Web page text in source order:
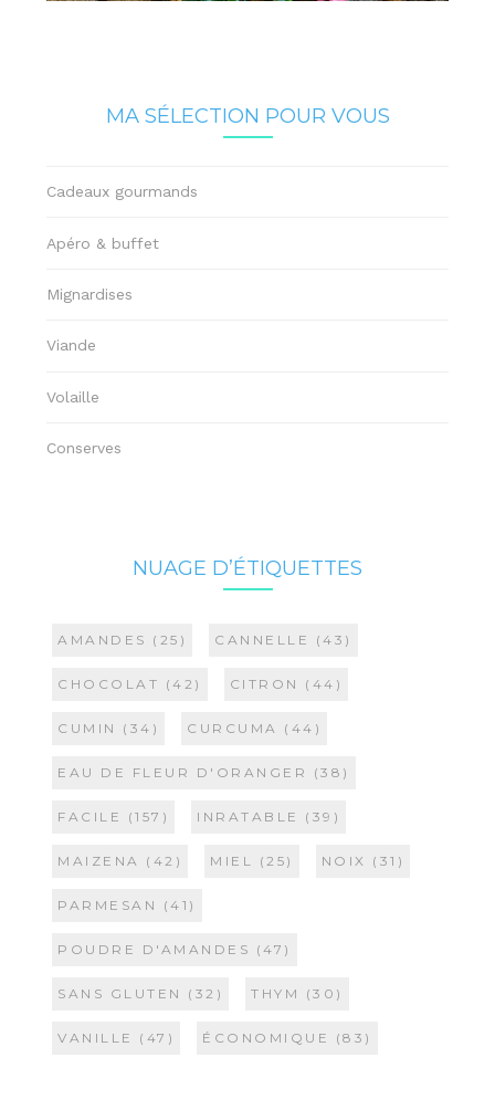
MA SÉLECTION POUR VOUS
Cadeaux gourmands
Apéro & buffet
Mignardises
Viande
Volaille
Conserves
NUAGE D’ÉTIQUETTES
AMANDES (25) CANNELLE (43)
CHOCOLAT (42) CITRON (44)
CUMIN (34) CURCUMA (44)
EAU DE FLEUR D'ORANGER (38)
FACILE (157) INRATABLE (39)
MAIZENA (42) MIEL (25) NOIX (31)
PARMESAN (41)
POUDRE D'AMANDES (47)
SANS GLUTEN (32) THYM (30)
VANILLE (47) ÉCONOMIQUE (83)